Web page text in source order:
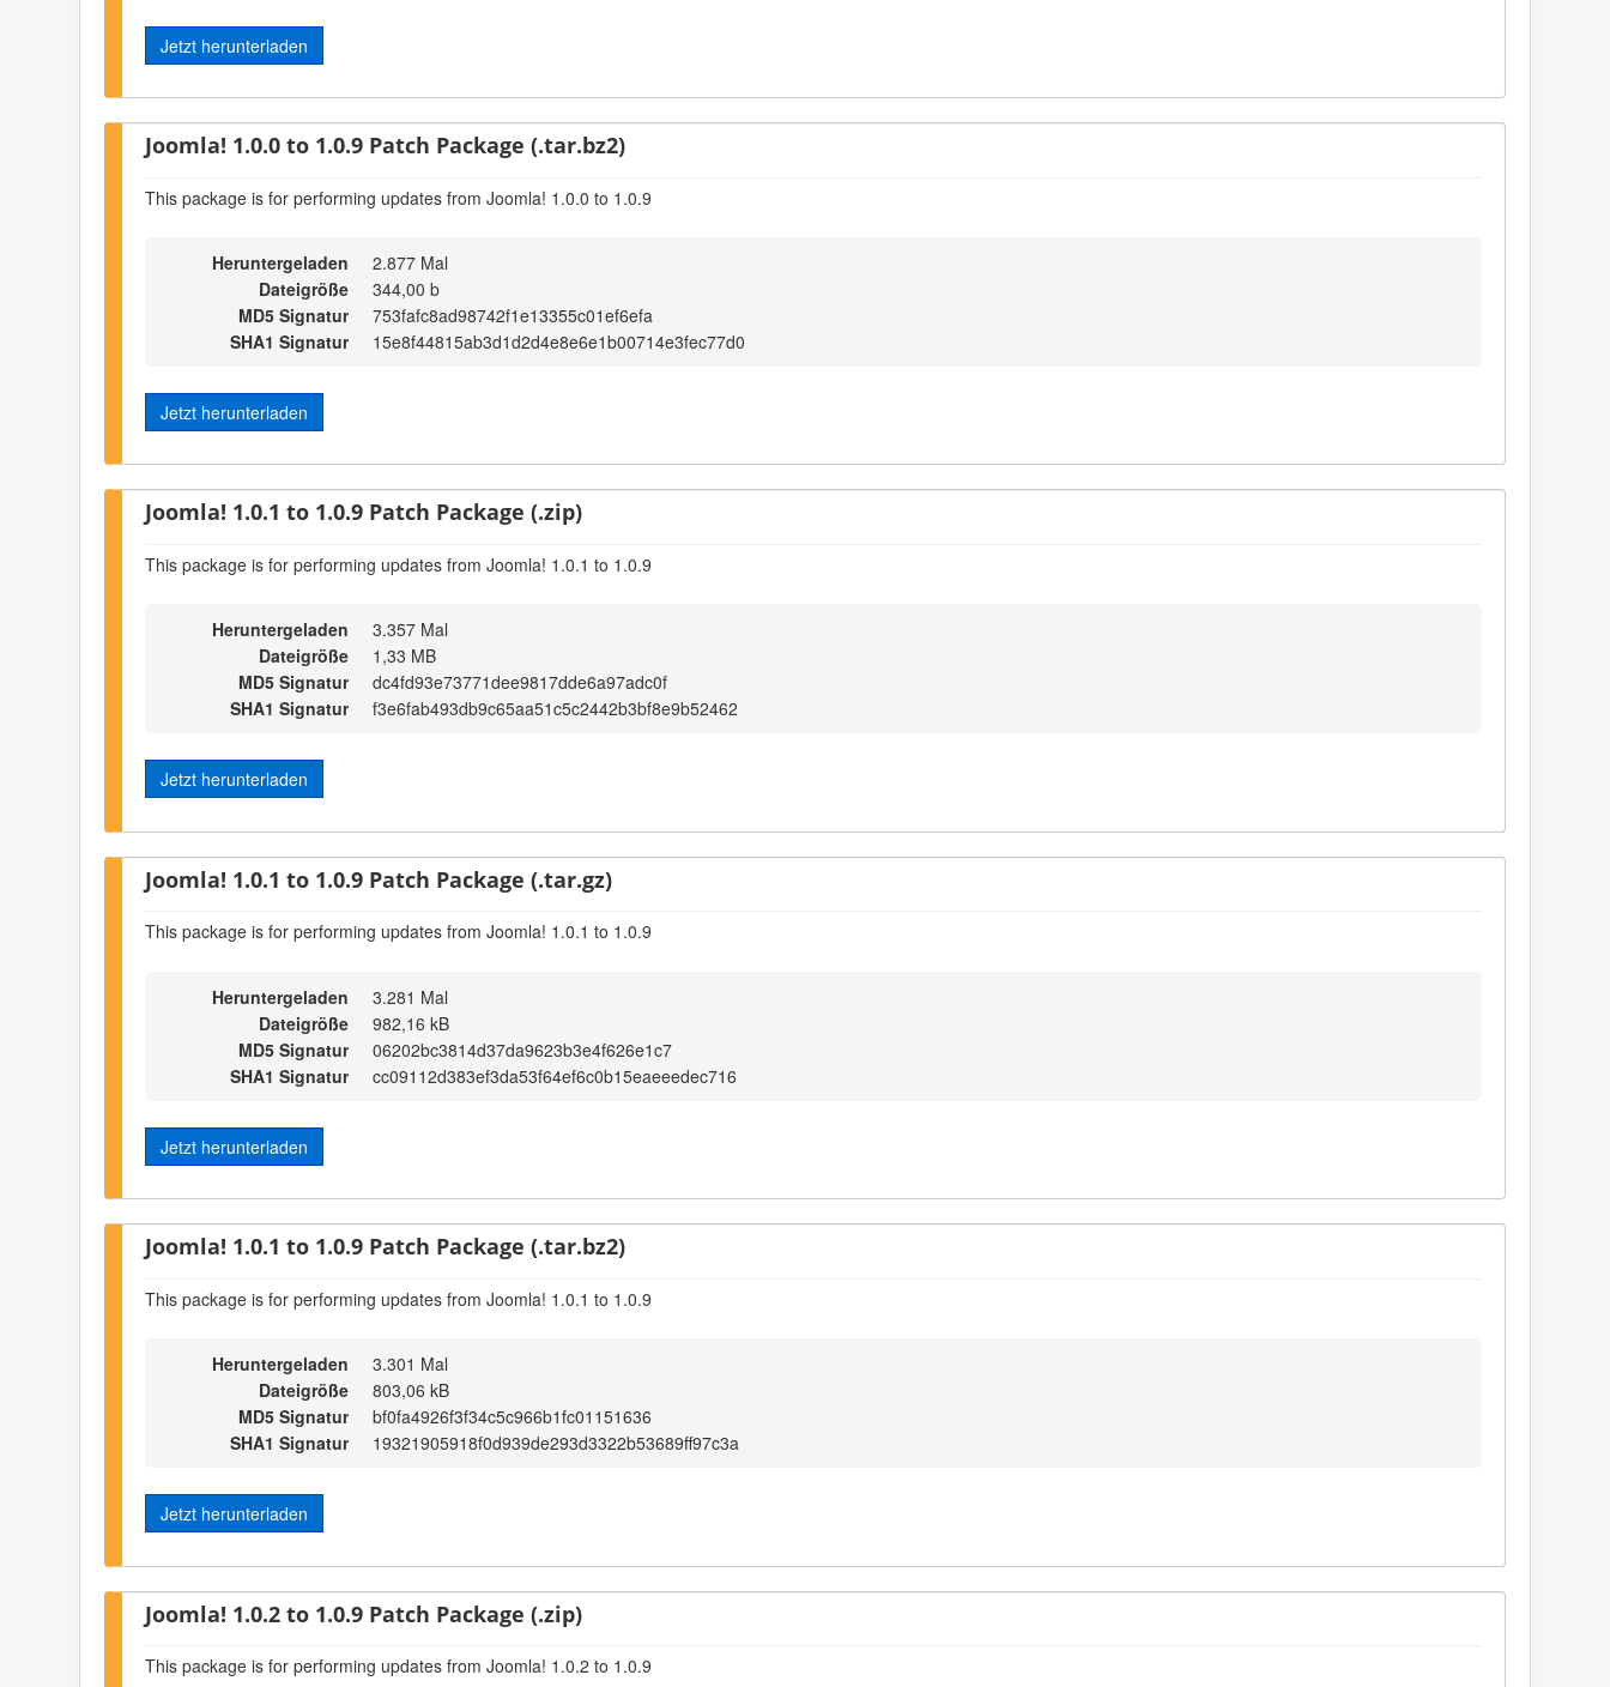
Jetzt herunterladen
Joomla! 1.0.0 to 1.0.9 Patch Package (.tar.bz2)
This package is for performing updates from Joomla! 1.0.0 to 1.0.9
Heruntergeladen
2.877 Mal
Dateigröße
344,00 b
MD5 Signatur
753fafc8ad98742f1e13355c01ef6efa
SHA1 Signatur
15e8f44815ab3d1d2d4e8e6e1b00714e3fec77d0
Jetzt herunterladen
Joomla! 1.0.1 to 1.0.9 Patch Package (.zip)
This package is for performing updates from Joomla! 1.0.1 to 1.0.9
Heruntergeladen
3.357 Mal
Dateigröße
1,33 MB
MD5 Signatur
dc4fd93e73771dee9817dde6a97adc0f
SHA1 Signatur
f3e6fab493db9c65aa51c5c2442b3bf8e9b52462
Jetzt herunterladen
Joomla! 1.0.1 to 1.0.9 Patch Package (.tar.gz)
This package is for performing updates from Joomla! 1.0.1 to 1.0.9
Heruntergeladen
3.281 Mal
Dateigröße
982,16 kB
MD5 Signatur
06202bc3814d37da9623b3e4f626e1c7
SHA1 Signatur
cc09112d383ef3da53f64ef6c0b15eaeeedec716
Jetzt herunterladen
Joomla! 1.0.1 to 1.0.9 Patch Package (.tar.bz2)
This package is for performing updates from Joomla! 1.0.1 to 1.0.9
Heruntergeladen
3.301 Mal
Dateigröße
803,06 kB
MD5 Signatur
bf0fa4926f3f34c5c966b1fc01151636
SHA1 Signatur
19321905918f0d939de293d3322b53689ff97c3a
Jetzt herunterladen
Joomla! 1.0.2 to 1.0.9 Patch Package (.zip)
This package is for performing updates from Joomla! 1.0.2 to 1.0.9